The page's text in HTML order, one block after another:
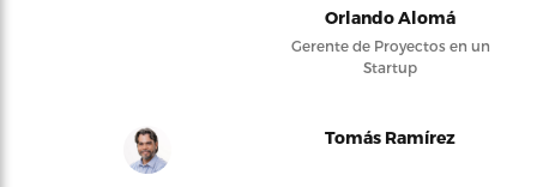
Orlando Alomá
Gerente de Proyectos en un
Startup
Tomás Ramírez